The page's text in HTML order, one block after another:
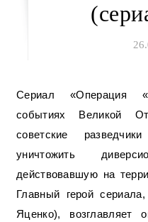
Сериал «Операция «Неман»» рассказывает о
событиях Великой
советские
уничтожить
действовавшую на
Главный герой
Яценко), возглавляет